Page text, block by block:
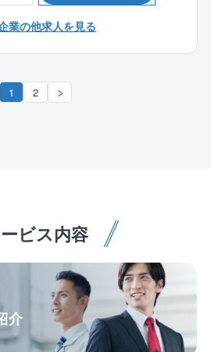
する現場対応（現地作業／調査／
、協力会社契約、物品手配、各
話設備を構築する業務となるの
がっていく過程が経験できま
備ともなりますので、この業種
た魅力を感じながら、業務を行
経験者
1級）
業の他求人を見る
1 2
ビス内容
介